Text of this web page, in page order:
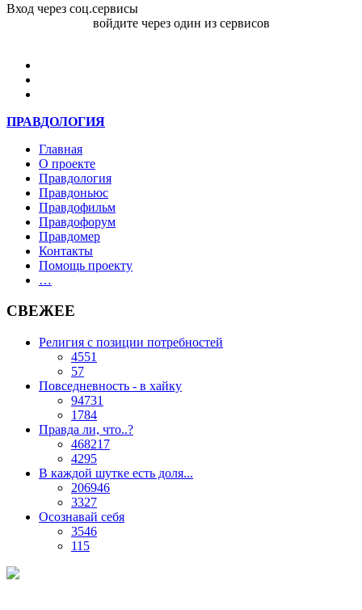
Вход через соц.сервисы
войдите через один из сервисов
ПРАВДОЛОГИЯ
Главная
О проекте
Правдология
Правдоньюс
Правдофильм
Правдофорум
Правдомер
Контакты
Помощь проекту
…
СВЕЖЕЕ
Религия с позиции потребностей
4551
57
Повседневность - в хайку
94731
1784
Правда ли, что..?
468217
4295
В каждой шутке есть доля...
206946
3327
Осознавай себя
3546
115